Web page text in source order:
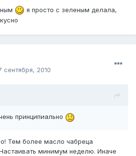
я просто с зеленым делала,
сентября, 2010
принципиально
Тем более масло чабреца
минимум неделю. Иначе